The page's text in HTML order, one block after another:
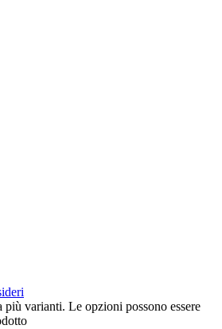
più varianti. Le opzioni possono essere